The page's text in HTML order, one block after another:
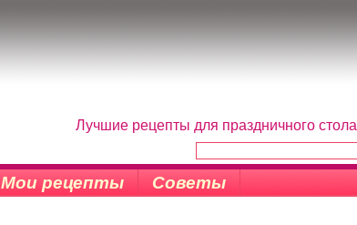
Лучшие рецепты для праздничного
Мои рецепты Советы